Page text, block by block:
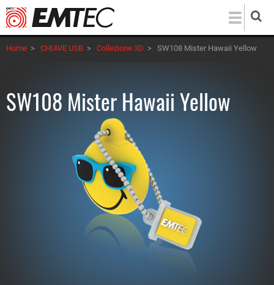
Salta
al
contenuto
principale
Home > CHIAVE USB > Collezione 3D > SW108 Mister Hawaii Yellow
SW108 Mister Hawaii Yellow